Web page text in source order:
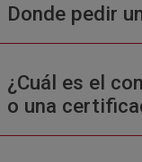
Donde pedir
¿Cuál es el
o una